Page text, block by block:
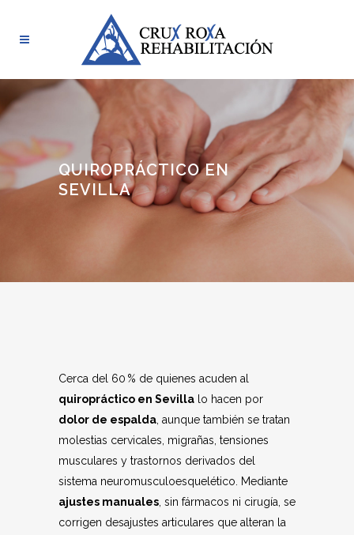
QUIROPRÁCTICO EN
SEVILLA
Cerca del 60 % de quienes acuden al
quiropráctico en Sevilla lo hacen por
dolor de espalda , aunque también se tratan
molestias cervicales, migrañas, tensiones
musculares y trastornos derivados del
sistema neuromusculoesquelético. Mediante
ajustes manuales , sin fármacos ni cirugía, se
corrigen desajustes articulares que alteran la